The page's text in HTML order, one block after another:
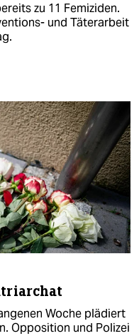
zu 11 Femiziden.
und Täterarbeit
Woche plädiert
Opposition und Polizei